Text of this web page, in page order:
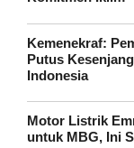
Kemenekraf:
Putus
Indonesia
Motor Listrik
untuk MBG, Ini